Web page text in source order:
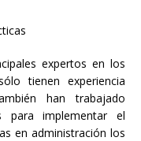
expertos en los
tienen experiencia
han trabajado
para implementar el
en administración los